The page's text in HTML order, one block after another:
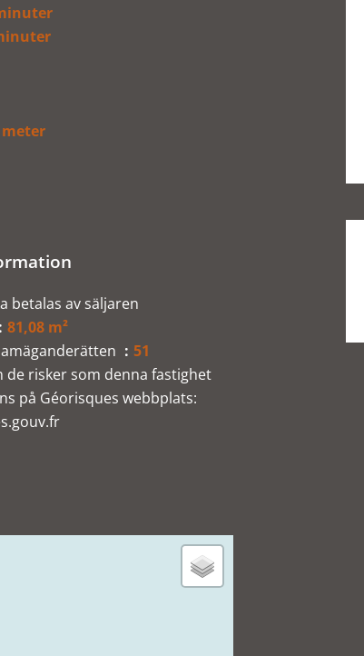
meter
betalas av säljaren
81,08 m²
51
risker som denna fastighet
på Géorisques webbplats: